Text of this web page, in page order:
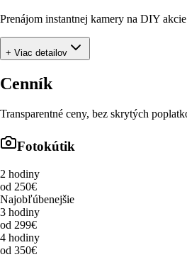
Prenájom instantnej kamery na DIY
+ Viac detailov
Cenník
Transparentné ceny, bez skrytých
Fotokútik
2 hodiny
od 250€
Najobľúbenejšie
3 hodiny
od 299€
4 hodiny
od 350€